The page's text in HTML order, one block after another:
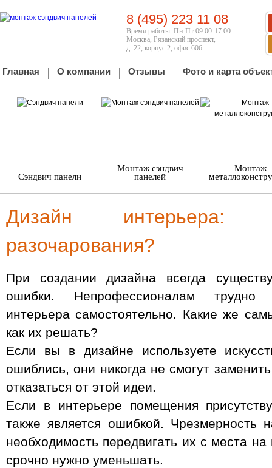
8 (495) 223 11 08
Время работы: Пн-Пт 09:00-17:00
Москва, Рязанский проспект,
д. 22, корпус 2, офис 606
Главная О компании Отзывы Фото и карта
Сэндвич панели
Монтаж сэндвич
панелей
Монтаж
Дизайн интерьера:
разочарования?
При создании дизайна всегда
ошибки. Непрофессионалам трудно
интерьера самостоятельно. Какие же
как их решать?
Если вы в дизайне используете
ошиблись, они никогда не смогут
отказаться от этой идеи.
Если в интерьере помещения
также является ошибкой. Чрезмерность
необходимость передвигать их с места
срочно нужно уменьшать.